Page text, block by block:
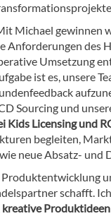
Michael gewinnen
Anforderungen des
Umsetzung
ist es, unsere
Sourcing und
Kids Licensing und
begleiten,
neue Absatz-
schafft.
kreative